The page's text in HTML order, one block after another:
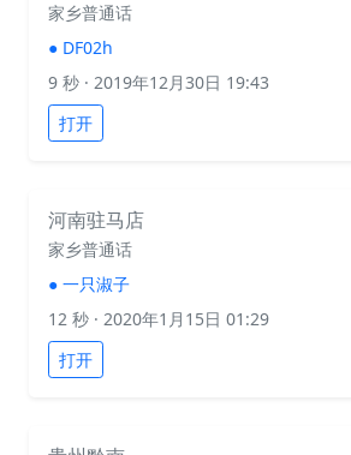
家乡普通话
● DF02h
9 秒 · 2019年12月30日 19:43
打开
河南驻马店
家乡普通话
● 一只淑子
12 秒 · 2020年1月15日 01:29
打开